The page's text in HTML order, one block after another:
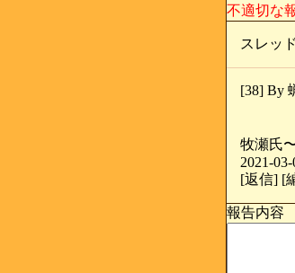
不適切な
スレッ
[38] By
牧瀬氏
2021-
[返信] [
報告内容